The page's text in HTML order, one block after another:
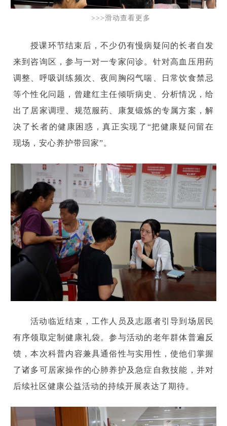
>>>滑动查看更多
授课环节结束后，不少仍有慢病疑问的长者自发
来到咨询区，参与一对一专家问诊。针对高血压用药
调整、呼吸训练频次、夜间胸闷气喘、日常饮食禁忌
等个性化问题，曾建红主任倾听病史、分析情况，给
出了居家调理、规范服药、康复锻炼的专属方案，解
决了长者的健康困惑，真正实现了“把健康疑问留在
现场，安心养护带回家”。
活动临近结束，工作人员及志愿者引导到场居民
有序领取定制健康礼袋。参与活动的老年群体普遍反
馈，本次科普内容兼具通俗性与实用性，使他们掌握
了诸多可居家操作的心肺养护及急症自救技能，并对
后续社区健康公益活动的持续开展表达了期待。